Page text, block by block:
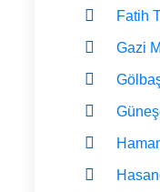
Fatih
Gazi